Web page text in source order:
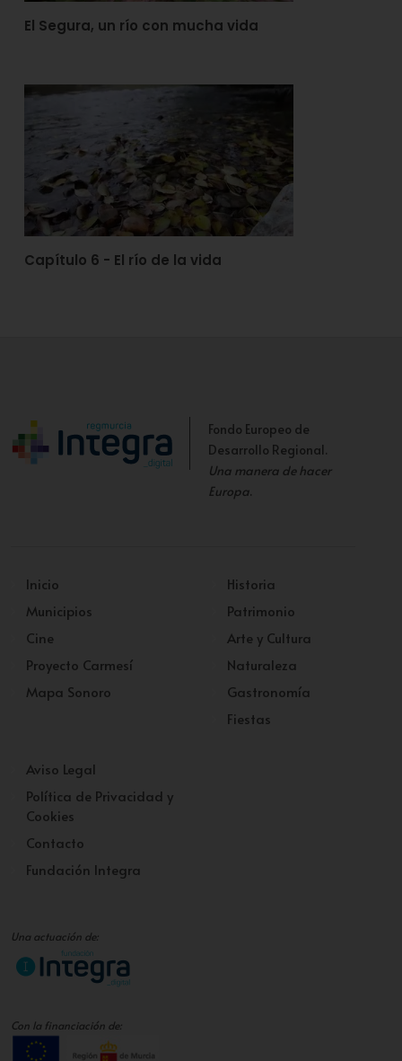
El Segura, un río con mucha vida
Capítulo 6 - El río de la vida
Fondo Europeo de
Desarrollo Regional.
Una manera de hacer
Europa.
Inicio
Municipios
Cine
Proyecto Carmesí
Mapa Sonoro
Historia
Patrimonio
Arte y Cultura
Naturaleza
Gastronomía
Fiestas
Aviso Legal
Política de Privacidad y
Cookies
Contacto
Fundación Integra
Una actuación de:
Con la financiación de: